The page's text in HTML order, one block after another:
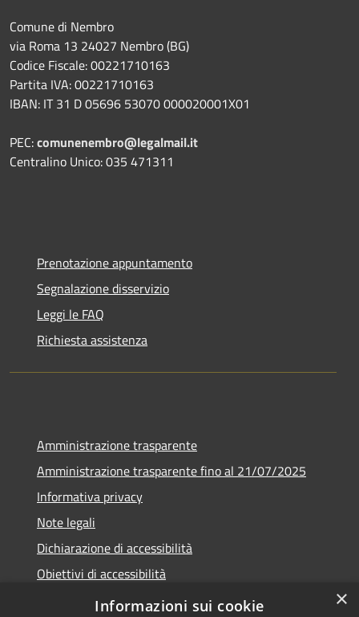
Comune di Nembro
via Roma 13 24027 Nembro (BG)
Codice Fiscale: 00221710163
Partita IVA: 00221710163
IBAN: IT 31 D 05696 53070 000020001X01
PEC:comunenembro@legalmail.it
Centralino Unico: 035 471311
Prenotazione appuntamento
Segnalazione disservizio
Leggi le FAQ
Richiesta assistenza
Amministrazione trasparente
Amministrazione trasparente fino al 21/07/2025
Informativa privacy
Note legali
Dichiarazione di accessibilità
Obiettivi di accessibilità
Piano di miglioramento
×
Informazioni sui cookie